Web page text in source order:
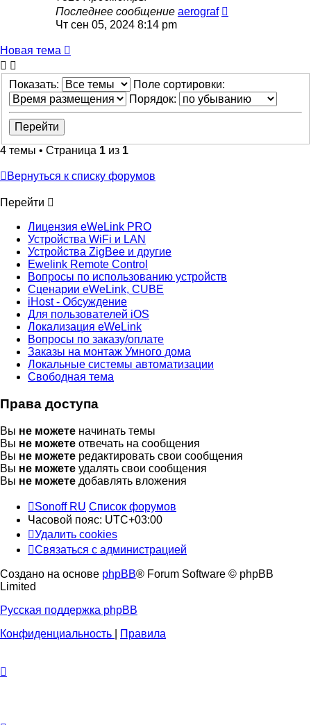
Последнее сообщение aerograf
Чт сен 05, 2024 8:14 pm
Новая тема
Показать:
Поле сортировки:
Порядок:
4 темы • Страница 1 из 1
Вернуться к списку форумов
Перейти
Лицензия eWeLink PRO
Устройства WiFi и LAN
Устройства ZigBee и другие
Ewelink Remote Control
Вопросы по использованию устройств
Сценарии eWeLink, CUBE
iHost - Обсуждение
Для пользователей iOS
Локализация eWeLink
Вопросы по заказу/оплате
Заказы на монтаж Умного дома
Локальные системы автоматизации
Свободная тема
Права доступа
Вы не можете начинать темы
Вы не можете отвечать на сообщения
Вы не можете редактировать свои сообщения
Вы не можете удалять свои сообщения
Вы не можете добавлять вложения
Sonoff RU Список форумов
Часовой пояс: UTC+03:00
Удалить cookies
Связаться с администрацией
Создано на основе phpBB® Forum Software © phpBB
Limited
Русская поддержка phpBB
Конфиденциальность
Правила